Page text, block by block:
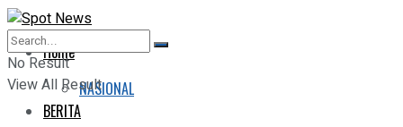
BERITA
NASIONAL
Home
BERITA
No Result
View All Result